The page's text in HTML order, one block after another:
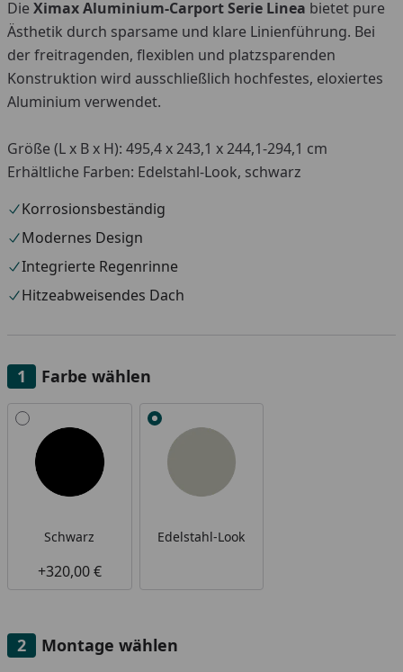
Die Ximax Aluminium-Carport Serie Linea bietet pure
Ästhetik durch sparsame und klare Linienführung. Bei
der freitragenden, flexiblen und platzsparenden
Konstruktion wird ausschließlich hochfestes, eloxiertes
Aluminium verwendet.
Größe (L x B x H): 495,4 x 243,1 x 244,1-294,1 cm
Erhältliche Farben: Edelstahl-Look, schwarz
Korrosionsbeständig
Modernes Design
Integrierte Regenrinne
Hitzeabweisendes Dach
Farbe wählen
Alle anzeigen (2)
Schwarz
+320,00 €
Edelstahl-Look
Montage wählen